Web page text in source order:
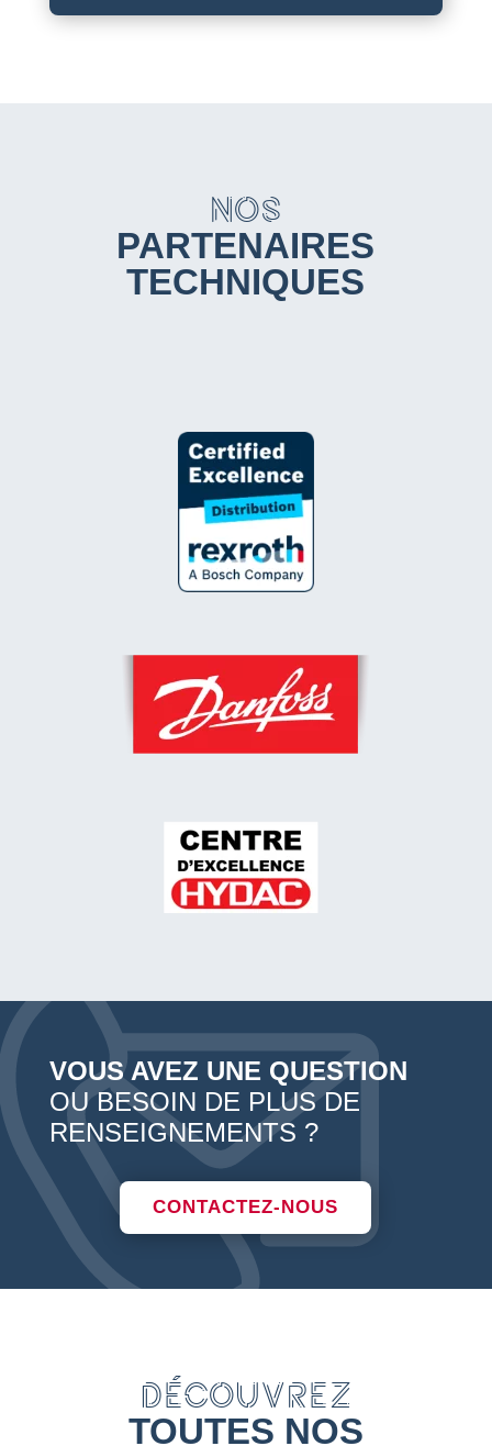
NOS
PARTENAIRES
TECHNIQUES
VOUS AVEZ UNE QUESTION
OU BESOIN DE PLUS DE
RENSEIGNEMENTS ?
CONTACTEZ-NOUS
DÉCOUVREZ
TOUTES NOS